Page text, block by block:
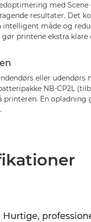
med Scene
resultater. Det
intelligent måde og
printene ekstra
eller udendørs
NB-CP2L
printeren. En opladning
Hurtige,